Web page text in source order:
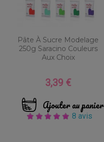
Pâte À Sucre Modelage
250g Saracino Couleurs
Aux Choix
Prix
3,39 €
Ajouter au panier
8 avis